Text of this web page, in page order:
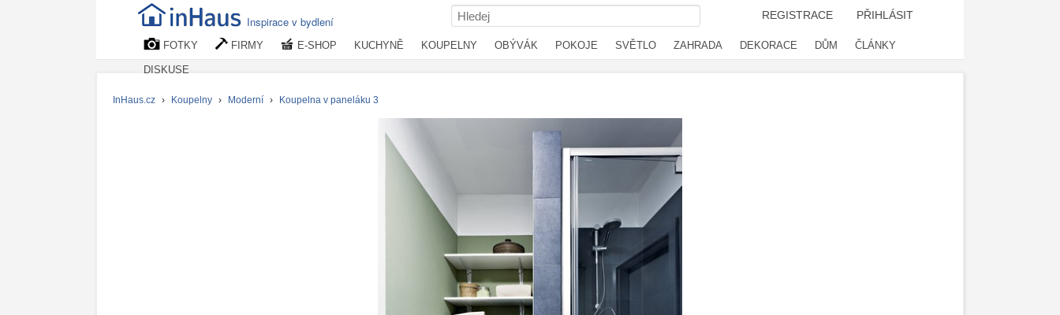
Inspirace v bydlení REGISTRACE PŘIHLÁSIT
FOTKY FIRMY E-SHOP KUCHYNĚ KOUPELNY OBÝVÁK POKOJE SVĚTLO ZAHRADA DEKORACE DŮM ČLÁNKY
DISKUSE
InHaus.cz › Koupelny › Moderní › Koupelna v paneláku 3